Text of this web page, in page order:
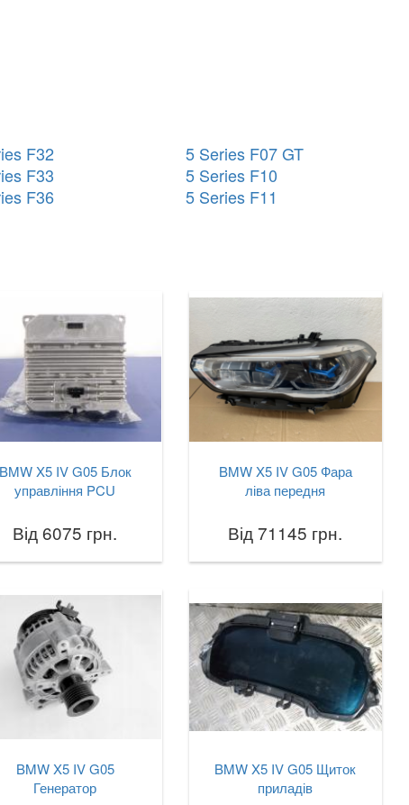
F32
F33
F36
5 Series F07 GT
5 Series F10
5 Series F11
BMW X5 IV G05 Блок
управління PCU
Від 6075 грн.
BMW X5 IV G05 Фара
ліва передня
Від 71145 грн.
BMW X5 IV G05
Генератор
BMW X5 IV G05 Щиток
приладів